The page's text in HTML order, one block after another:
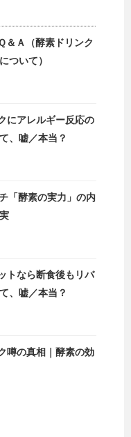
＆Ａ（酵素ドリンク
ついて）
にアレルギー反応の
、嘘／本当？
「酵素の実力」の内
トなら断食後もリバ
、嘘／本当？
噂の真相｜酵素の効